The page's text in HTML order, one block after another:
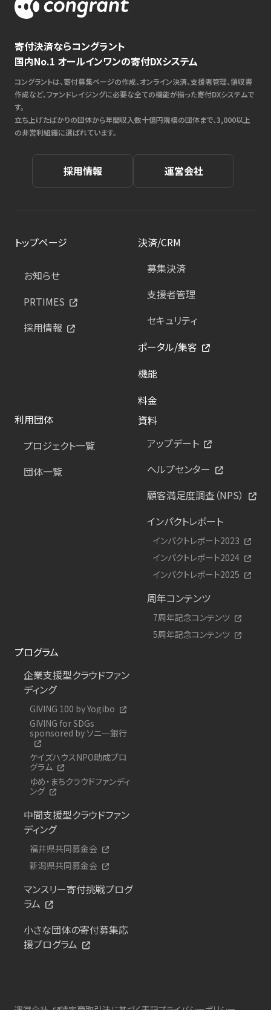
寄付決済ならコングラント
国内No.1 オールインワンの寄付DXシステム
コングラントは、寄付募集ページの作成、オンライン決済、支援者管理、領収書
作成など、ファンドレイジングに必要な全ての機能が揃った寄付DXシステムで
す。
立ち上げたばかりの団体から年間収入数十億円規模の団体まで、3,000以上
の非営利組織に選ばれています。
採用情報 運営会社
トップページ
お知らせ
PRTIMES
採用情報
決済/CRM
募集決済
支援者管理
セキュリティ
ポータル/集客
機能
料金
利用団体
プロジェクト一覧
団体一覧
資料
アップデート
ヘルプセンター
顧客満足度調査（NPS）
インパクトレポート
インパクトレポート2023
インパクトレポート2024
インパクトレポート2025
周年コンテンツ
7周年記念コンテンツ
5周年記念コンテンツ
プログラム
企業支援型クラウドファン
ディング
GIVING 100 by Yogibo
GIVING for SDGs
sponsored by ソニー銀行
ケイズハウスNPO助成プロ
グラム
ゆめ・まちクラウドファンディ
ング
中間支援型クラウドファン
ディング
福井県共同募金会
新潟県共同募金会
マンスリー寄付挑戦プログ
ラム
小さな団体の寄付募集応
援プログラム